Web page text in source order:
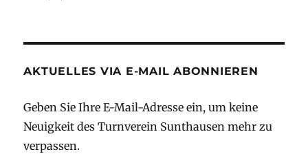
AKTUELLES VIA E-MAIL ABONNIEREN
Geben Sie Ihre E-Mail-Adresse ein, um keine
Neuigkeit des Turnverein Sunthausen mehr zu
verpassen.